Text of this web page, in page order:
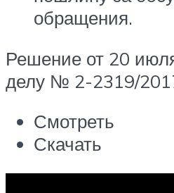
обращения.
Решение от 20
делу № 2-2319/
Смотреть
Скачать